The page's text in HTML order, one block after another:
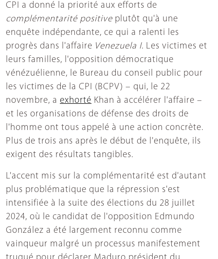
CPI a donné la priorité aux efforts de
complémentarité positive plutôt qu'à une
enquête indépendante, ce qui a ralenti les
progrès dans l'affaire Venezuela I. Les victimes et
leurs familles, l'opposition démocratique
vénézuélienne, le Bureau du conseil public pour
les victimes de la CPI (BCPV) – qui, le 22
novembre, a exhorté Khan à accélérer l'affaire –
et les organisations de défense des droits de
l'homme ont tous appelé à une action concrète.
Plus de trois ans après le début de l'enquête, ils
exigent des résultats tangibles.
L'accent mis sur la complémentarité est d'autant
plus problématique que la répression s'est
intensifiée à la suite des élections du 28 juillet
2024, où le candidat de l'opposition Edmundo
González a été largement reconnu comme
vainqueur malgré un processus manifestement